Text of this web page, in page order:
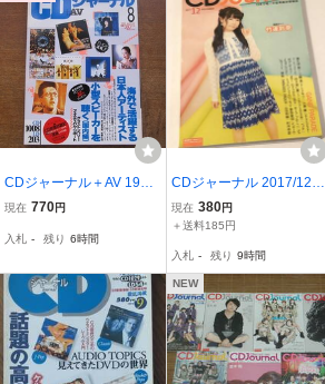
CDジャーナル＋AV 1992.
8●キャロル・ロール/マリ
ット・メセニー/前橋汀子/
内ミサ
現在 770円
入札 - 残り 6時間
CDジャーナル 2017/12
竹達彩奈/GANG PARAD
E/譜久村聖×工藤遥(モー
阿久津仁愛
現在 380円
＋送料185円
入札 - 残り 9時間
NEW